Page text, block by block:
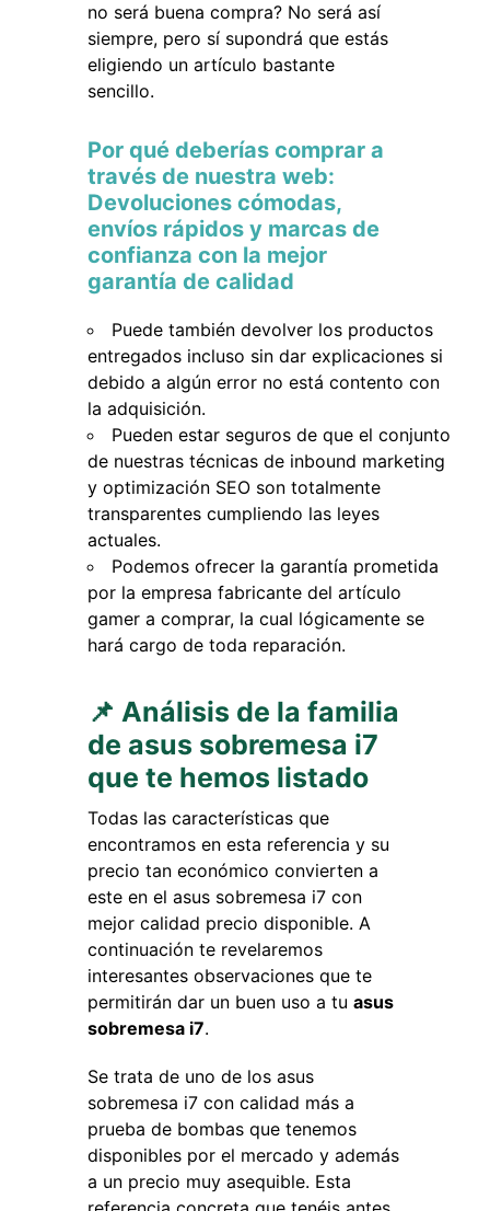
no será buena compra? No será así
siempre, pero sí supondrá que estás
eligiendo un artículo bastante
sencillo.
Por qué deberías comprar a
través de nuestra web:
Devoluciones cómodas,
envíos rápidos y marcas de
confianza con la mejor
garantía de calidad
Puede también devolver los productos
entregados incluso sin dar explicaciones si
debido a algún error no está contento con
la adquisición.
Pueden estar seguros de que el conjunto
de nuestras técnicas de inbound marketing
y optimización SEO son totalmente
transparentes cumpliendo las leyes
actuales.
Podemos ofrecer la garantía prometida
por la empresa fabricante del artículo
gamer a comprar, la cual lógicamente se
hará cargo de toda reparación.
📌 Análisis de la familia
de asus sobremesa i7
que te hemos listado
Todas las características que
encontramos en esta referencia y su
precio tan económico convierten a
este en el asus sobremesa i7 con
mejor calidad precio disponible. A
continuación te revelaremos
interesantes observaciones que te
permitirán dar un buen uso a tu asus
sobremesa i7.
Se trata de uno de los asus
sobremesa i7 con calidad más a
prueba de bombas que tenemos
disponibles por el mercado y además
a un precio muy asequible. Esta